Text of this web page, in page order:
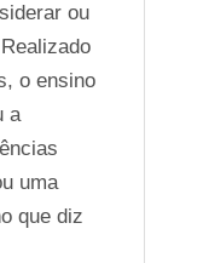
ou
o ensino
a
uma
que diz